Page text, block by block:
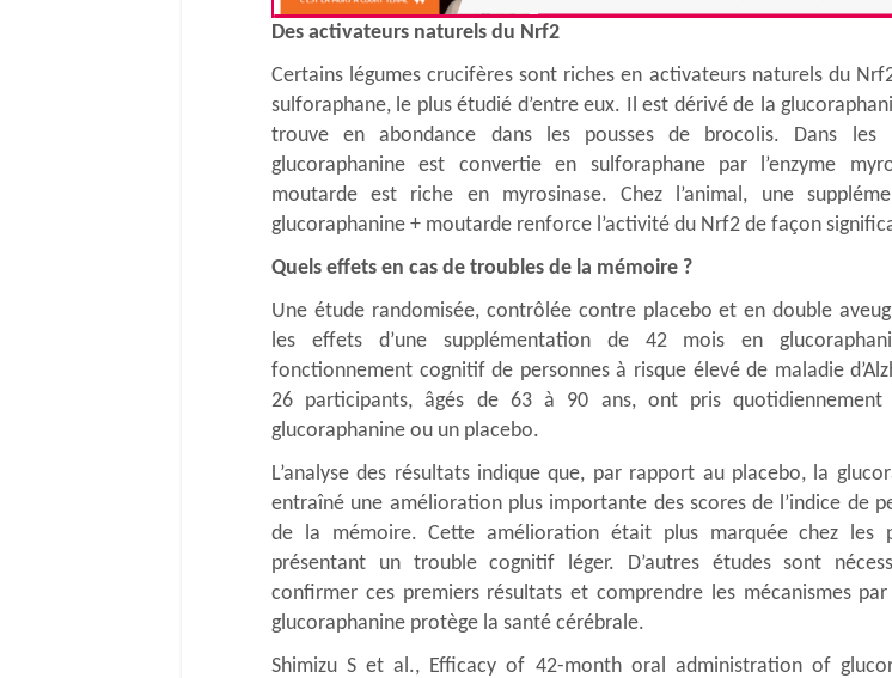
Des activateurs naturels du Nrf2
Certains légumes crucifères sont riches en activateurs naturels du
sulforaphane, le plus étudié d’entre eux. Il est dérivé de la
trouve en abondance dans les pousses de brocolis. Dans les
glucoraphanine est convertie en sulforaphane par l’enzyme
moutarde est riche en myrosinase. Chez l’animal, une
glucoraphanine + moutarde renforce l’activité du Nrf2 de façon
Quels effets en cas de troubles de la mémoire ?
Une étude randomisée, contrôlée contre placebo et en double
les effets d’une supplémentation de 42 mois en
fonctionnement cognitif de personnes à risque élevé de maladie
26 participants, âgés de 63 à 90 ans, ont pris
glucoraphanine ou un placebo.
L’analyse des résultats indique que, par rapport au placebo, la
entraîné une amélioration plus importante des scores de l’indice de
de la mémoire. Cette amélioration était plus marquée chez les
présentant un trouble cognitif léger. D’autres études sont
confirmer ces premiers résultats et comprendre les mécanismes par
glucoraphanine protège la santé cérébrale.
Shimizu S et al., Efficacy of 42-month oral administration of